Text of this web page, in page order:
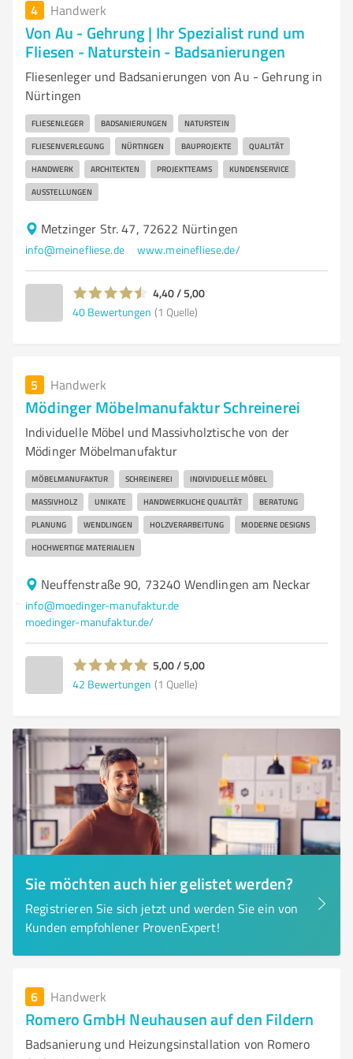
4 Handwerk
Von Au - Gehrung | Ihr Spezialist rund um
Fliesen - Naturstein - Badsanierungen
Fliesenleger und Badsanierungen von Au - Gehrung in
Nürtingen
FLIESENLEGER BADSANIERUNGEN NATURSTEIN
FLIESENVERLEGUNG NÜRTINGEN BAUPROJEKTE QUALITÄT
HANDWERK ARCHITEKTEN PROJEKTTEAMS KUNDENSERVICE
AUSSTELLUNGEN
Metzinger Str. 47, 72622 Nürtingen
info@meinefliese.de www.meinefliese.de/
4,40 / 5,00
40 Bewertungen (1 Quelle)
5 Handwerk
Mödinger Möbelmanufaktur Schreinerei
Individuelle Möbel und Massivholztische von der
Mödinger Möbelmanufaktur
MÖBELMANUFAKTUR SCHREINEREI INDIVIDUELLE MÖBEL
MASSIVHOLZ UNIKATE HANDWERKLICHE QUALITÄT BERATUNG
PLANUNG WENDLINGEN HOLZVERARBEITUNG MODERNE DESIGNS
HOCHWERTIGE MATERIALIEN
Neuffenstraße 90, 73240 Wendlingen am Neckar
info@moedinger-manufaktur.de
moedinger-manufaktur.de/
5,00 / 5,00
42 Bewertungen (1 Quelle)
Sie möchten auch hier gelistet werden?
Registrieren Sie sich jetzt und werden Sie ein von
Kunden empfohlener ProvenExpert!
6 Handwerk
Romero GmbH Neuhausen auf den Fildern
Badsanierung und Heizungsinstallation von Romero